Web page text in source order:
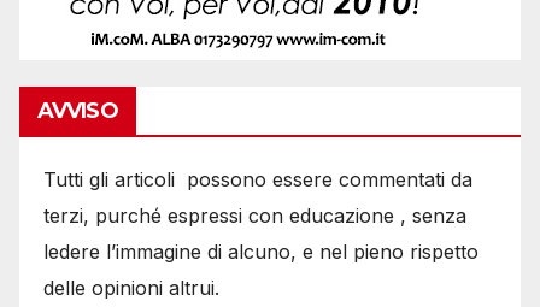
AVVISO
Tutti gli articoli possono essere commentati da
terzi, purché espressi con educazione , senza
ledere l’immagine di alcuno, e nel pieno rispetto
delle opinioni altrui.